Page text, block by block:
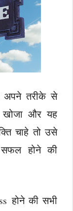
अपने तरीके से
खोजा और यह
चाहे तो उसे
सफल होने की
होने की सभी